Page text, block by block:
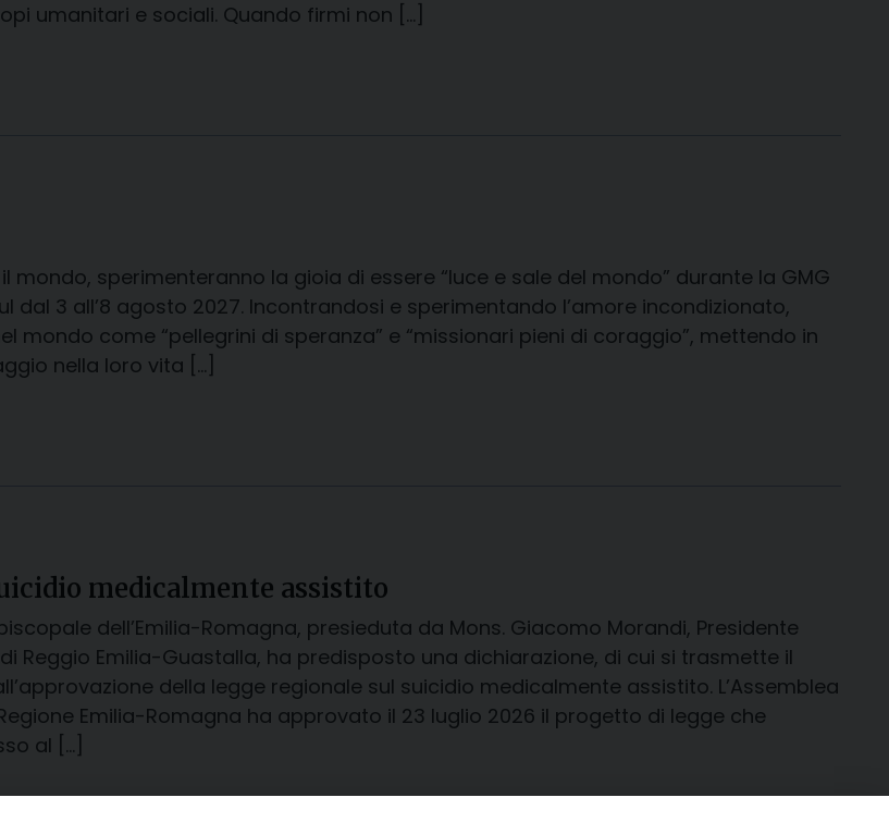
umanitari e sociali. Quando firmi non […]
mondo, sperimenteranno la gioia di essere “luce e sale del mondo” durante la GMG
dal 3 all’8 agosto 2027. Incontrandosi e sperimentando l’amore incondizionato,
mondo come “pellegrini di speranza” e “missionari pieni di coraggio”, mettendo in
nella loro vita […]
medicalmente assistito
dell’Emilia-Romagna, presieduta da Mons. Giacomo Morandi, Presidente
Reggio Emilia-Guastalla, ha predisposto una dichiarazione, di cui si trasmette il
della legge regionale sul suicidio medicalmente assistito. L’Assemblea
Emilia-Romagna ha approvato il 23 luglio 2026 il progetto di legge che
al […]